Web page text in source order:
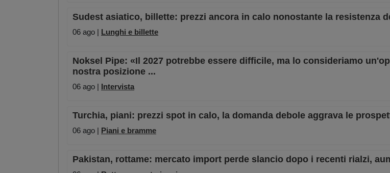
Sudest asiatico, billette: prezzi ancora in calo nonostante la resistenza
06 ago | Lunghi e billette
Noksel Pipe: «Il 2027 potrebbe essere difficile, ma lo consideriamo
nostra posizione ...
06 ago | Intervista
Turchia, piani: prezzi spot in calo, la domanda debole aggrava le
06 ago | Piani e bramme
Pakistan, rottame: mercato import perde slancio dopo i recenti rialzi,